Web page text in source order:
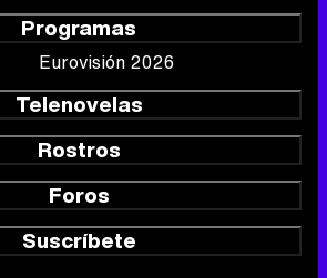
Programas
Eurovisión 2026
Telenovelas
Rostros
Foros
Suscríbete